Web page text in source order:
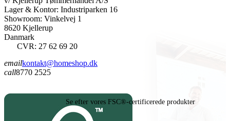
Lager & Kontor: Industriparken 16
Showroom: Vinkelvej 1
8620 Kjellerup
Danmark
CVR: 27 62 69 20
emailkontakt@homeshop.dk
call8770 2525
Se efter vores FSC®-certificerede produkter